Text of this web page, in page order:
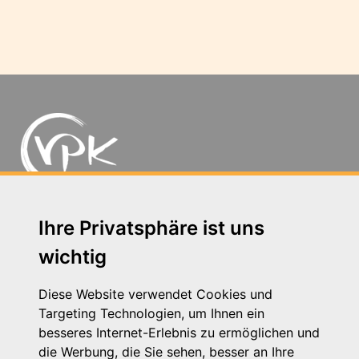
Ihre Privatsphäre ist uns
wichtig
Diese Website verwendet Cookies und
Targeting Technologien, um Ihnen ein
besseres Internet-Erlebnis zu ermöglichen und
die Werbung, die Sie sehen, besser an Ihre
Michaelkirchstr. 17/18 - 10179 Berlin
Telefon: 030 – 58 58 17 16 01
E-Mail: info@vpk.de
Presse
Kontakt
Impressum
Datenschutzhinweis